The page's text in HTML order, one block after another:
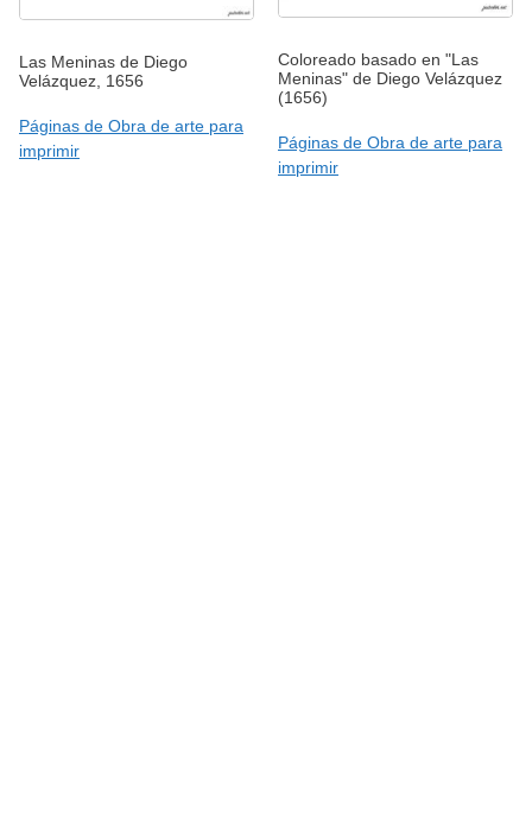
Las Meninas de Diego
Velázquez, 1656
Páginas de Obra de arte para
imprimir
Coloreado basado en "Las
Meninas" de Diego Velázquez
(1656)
Páginas de Obra de arte para
imprimir